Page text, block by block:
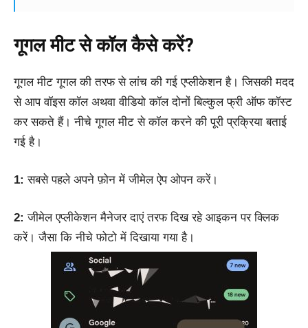
गूगल मीट से कॉल कैसे करें?
गूगल मीट गूगल की तरफ से लांच की गई एप्लीकेशन है। जिसकी मदद
से आप वॉइस कॉल अथवा वीडियो कॉल दोनों बिल्कुल फ्री ऑफ कॉस्ट
कर सकते हैं। नीचे गूगल मीट से कॉल करने की पूरी प्रक्रिया बताई
गई है।
1: सबसे पहले अपने फ़ोन में जीमेल ऐप ओपन करें।
2: जीमेल एप्लीकेशन मैनेजर दाएं तरफ दिख रहे आइकन पर क्लिक
करें। जैसा कि नीचे फोटो में दिखाया गया है।